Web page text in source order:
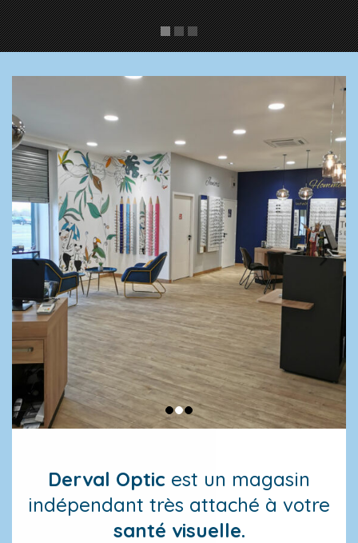
Derval Optic est un magasin
indépendant très attaché à votre
santé visuelle.